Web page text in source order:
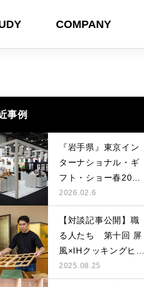
COMPANY
サノカタチ。のオンラインサ
制作させていただきました
2024 ナナフロのお正月』～
まで
県』東京インターナショナ
フト・ショー春2025に出展し
NOW 2024 summer」出展者
！
記事公開】職る人たち 第八
染付焼×ジェットタオル
事例
『岩手県』東京イン
ターナショナル・ギ
フト・ショー春2026
に出展しました
2026.02.6
【対談記事公開】職
る人たち 第十回 屏
風×IHクッキングヒー
ター
2025.08.25